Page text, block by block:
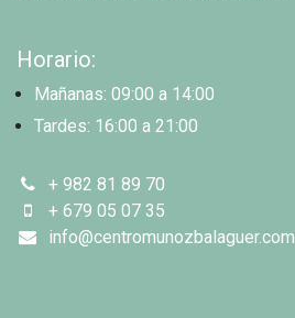
Horario:
Mañanas: 09:00 a 14:00
Tardes: 16:00 a 21:00
+ 982 81 89 70
+ 679 05 07 35
info@centromunozbalaguer.com